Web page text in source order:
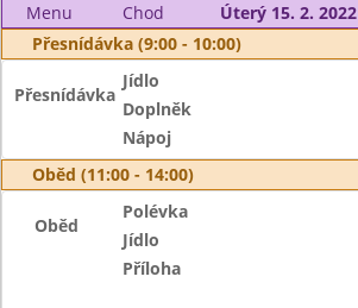
Menu
Chod
Úterý 15. 2. 2022
Přesnídávka (9:00 - 10:00)
Přesnídávka
Jídlo
Doplněk
Nápoj
Oběd (11:00 - 14:00)
Oběd
Polévka
Jídlo
Příloha